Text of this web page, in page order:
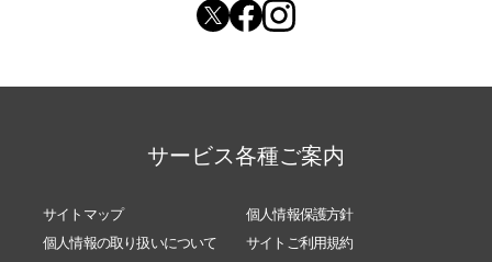
サービス各種ご案内
サイトマップ
個人情報保護方針
個人情報の取り扱いについて
サイトご利用規約